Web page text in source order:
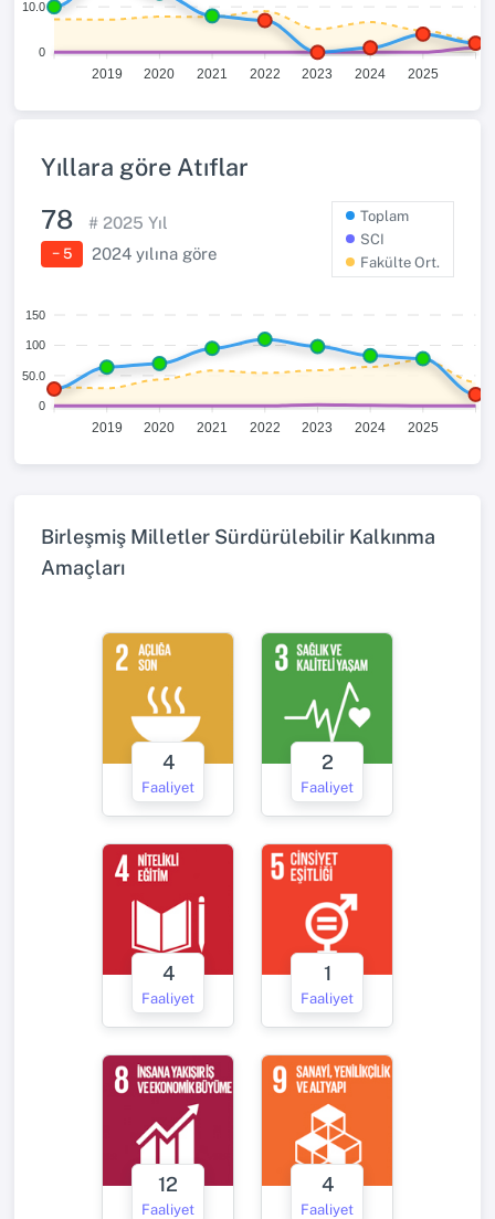
10.0
0
2019 2020 2021 2022 2023 2024 2025
Yıllara göre Atıflar
78 # 2025 Yıl
− 5 2024 yılına göre
Toplam
SCI
Fakülte Ort.
150
100
50.0
0
2019 2020 2021 2022 2023 2024 2025
Birleşmiş Milletler Sürdürülebilir Kalkınma
Amaçları
4
Faaliyet
2
Faaliyet
4
Faaliyet
1
Faaliyet
12
Faaliyet
4
Faaliyet